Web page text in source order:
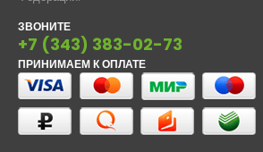
ЗВОНИТЕ
+7 (343) 383-02-73
ПРИНИМАЕМ К ОПЛАТЕ